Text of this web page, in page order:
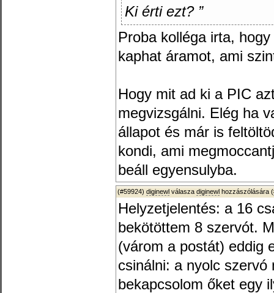
Ki érti ezt? ”
Proba kolléga irta,
kaphat áramot, ami
Hogy mit ad ki a PIC
megvizsgálni. Elég ha
állapot és már is
kondi, ami
beáll egyensulyba.
(#59924) diginewl válasza diginewl hozzászólására (
Helyzetjelentés: a 16
bekötöttem 8 szervót.
(várom a postát) eddig
csinálni: a nyolc
bekapcsolom őket egy